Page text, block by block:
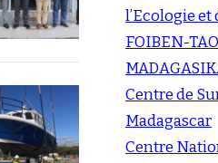
l’Ecologie et
FOIBEN-
Centre de
Madagascar
Centre